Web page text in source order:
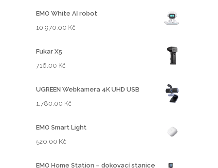
EMO White AI robot
10,970.00 Kč
Fukar X5
716.00 Kč
UGREEN Webkamera 4K UHD USB
1,780.00 Kč
EMO Smart Light
520.00 Kč
EMO Home Station – dokovací stanice